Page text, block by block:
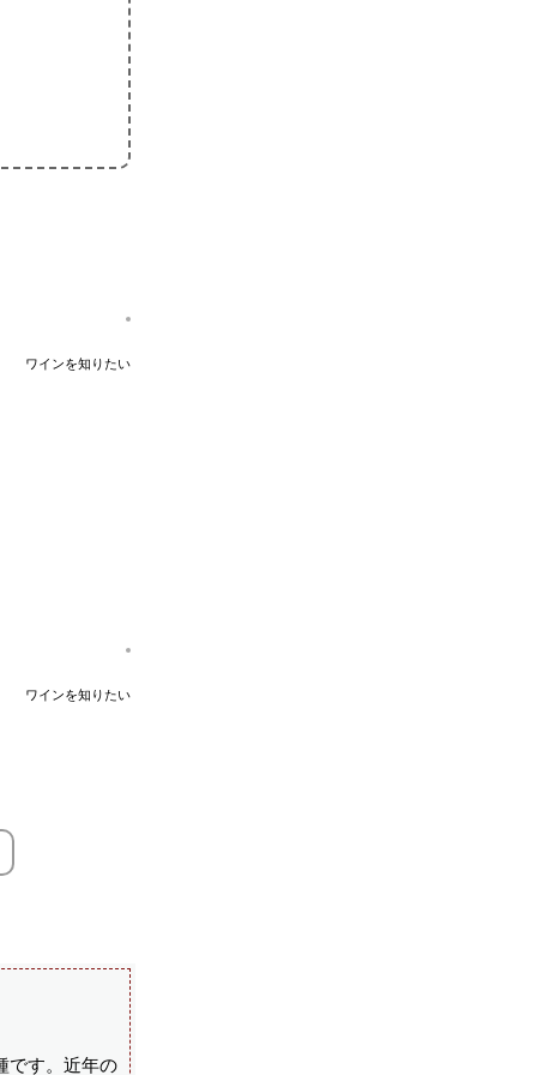
ワインを知りたい
ワインを知りたい
です。近年の